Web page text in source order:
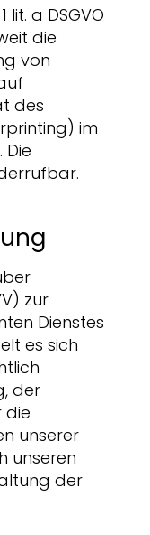
lit. a DSGVO
die
von
des
im
Die
zur
Dienstes
es sich
der
die
unserer
unseren
der